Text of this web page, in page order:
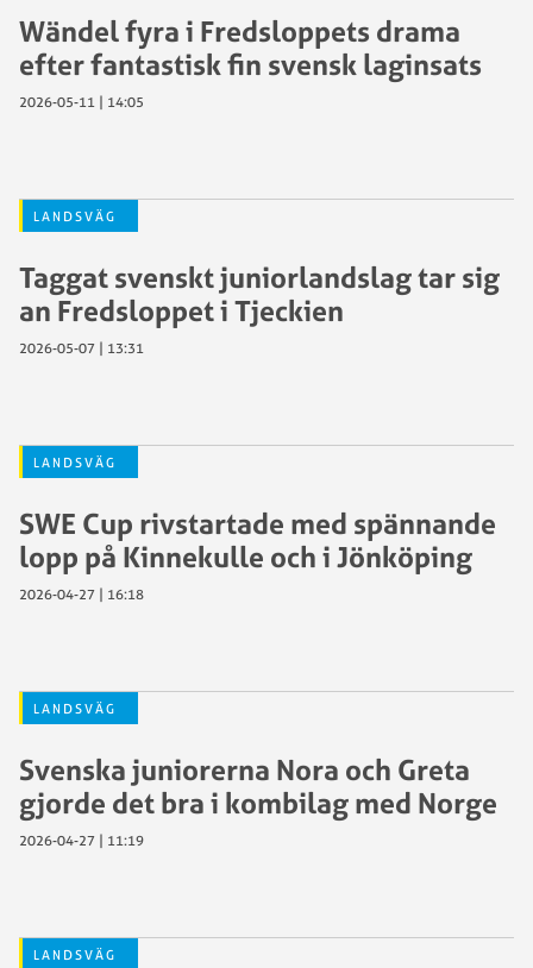
Wändel fyra i Fredsloppets drama
efter fantastisk fin svensk laginsats
2026-05-11 | 14:05
LANDSVÄG
Taggat svenskt juniorlandslag tar sig
an Fredsloppet i Tjeckien
2026-05-07 | 13:31
LANDSVÄG
SWE Cup rivstartade med spännande
lopp på Kinnekulle och i Jönköping
2026-04-27 | 16:18
LANDSVÄG
Svenska juniorerna Nora och Greta
gjorde det bra i kombilag med Norge
2026-04-27 | 11:19
LANDSVÄG